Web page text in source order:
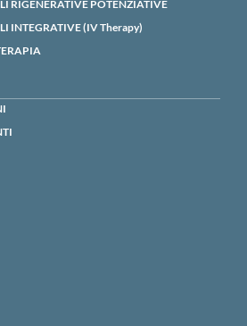
RIGENERATIVE POTENZIATIVE
INTEGRATIVE (IV Therapy)